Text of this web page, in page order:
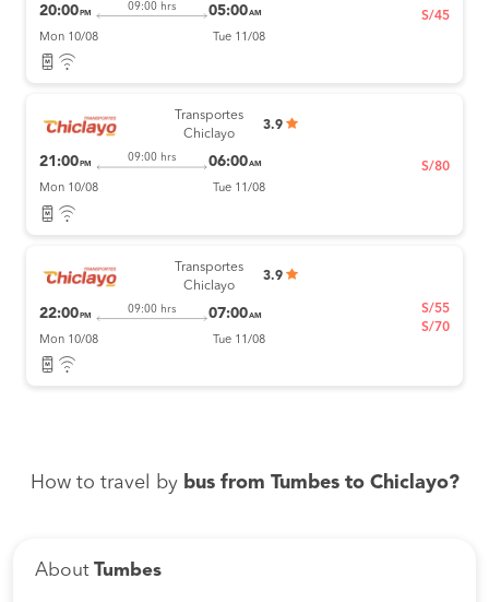
20:00 PM
09:00 hrs 05:00AM
Mon 10/08 Tue 11/08
S/45
Transportes
Chiclayo
3.9
21:00 PM
09:00 hrs 06:00AM
Mon 10/08 Tue 11/08
S/80
Transportes
Chiclayo
3.9
22:00 PM
09:00 hrs 07:00AM
Mon 10/08 Tue 11/08
S/55
S/70
How to travel by bus from Tumbes to Chiclayo?
About Tumbes